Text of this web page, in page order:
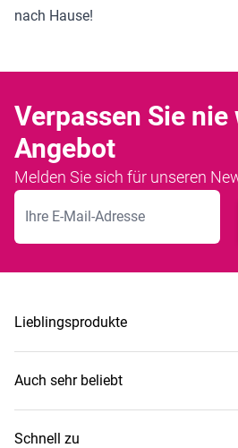
nach Hause!
Verpassen Sie nie
Angebot
Melden Sie sich für unseren
E-Mailadresse
Lieblingsprodukte
Auch sehr beliebt
Schnell zu